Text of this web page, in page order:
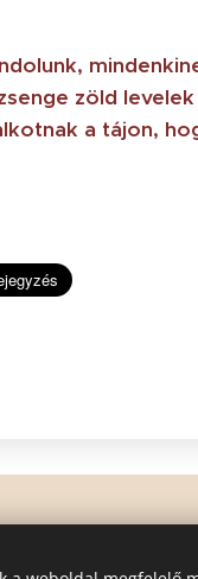
zöld
a tájon,